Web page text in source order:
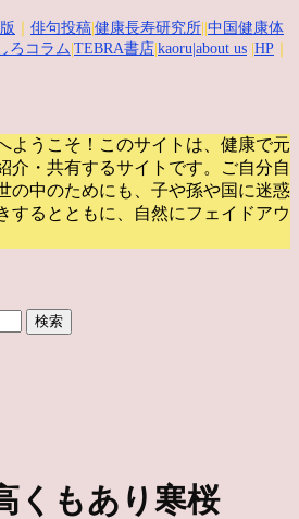
俳句投稿 健康長寿研究所 中国健康体
ろコラム TEBRA書店 kaoru |about us HP
ようこそ！このサイトは、健康で元
介・共有するサイトです。
ご自分自
の中のためにも、子や孫や国に迷惑
するとともに、自然にフェイドアウ
くもあり寒桜